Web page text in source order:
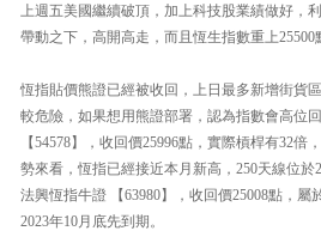
上週五美國繼續破頂，加上科技股業績做好，
帶動之下，高開高走，而且恆生指數重上25500
恆指貼價熊證已經被收回，上日最多新增街貨
較危險，如果想用熊證部署，認為指數會高位
【54578】，收回價25996點，實際槓桿有32倍
勢來看，恆指已經接近本月新高，250天線位於
法興恆指牛證 【63980】，收回價25008點，屬
2023年10月底先到期。